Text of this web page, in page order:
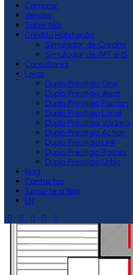
Comprar
Vender
Sobre Nós
Crédito Habitação
Simulador de Crédito
Simulador de IMT e IS
Consultores
Lojas
Duplo Prestígio One
Duplo Prestígio West
Duplo Prestígio Factory
Duplo Prestígio Local
Duplo Prestígio Várzea
Duplo Prestígio Action
Duplo Prestígio Link
Duplo Prestígio Raízes
Duplo Prestígio Urbis
Blog
Contactos
Junta-te a Nós
EN